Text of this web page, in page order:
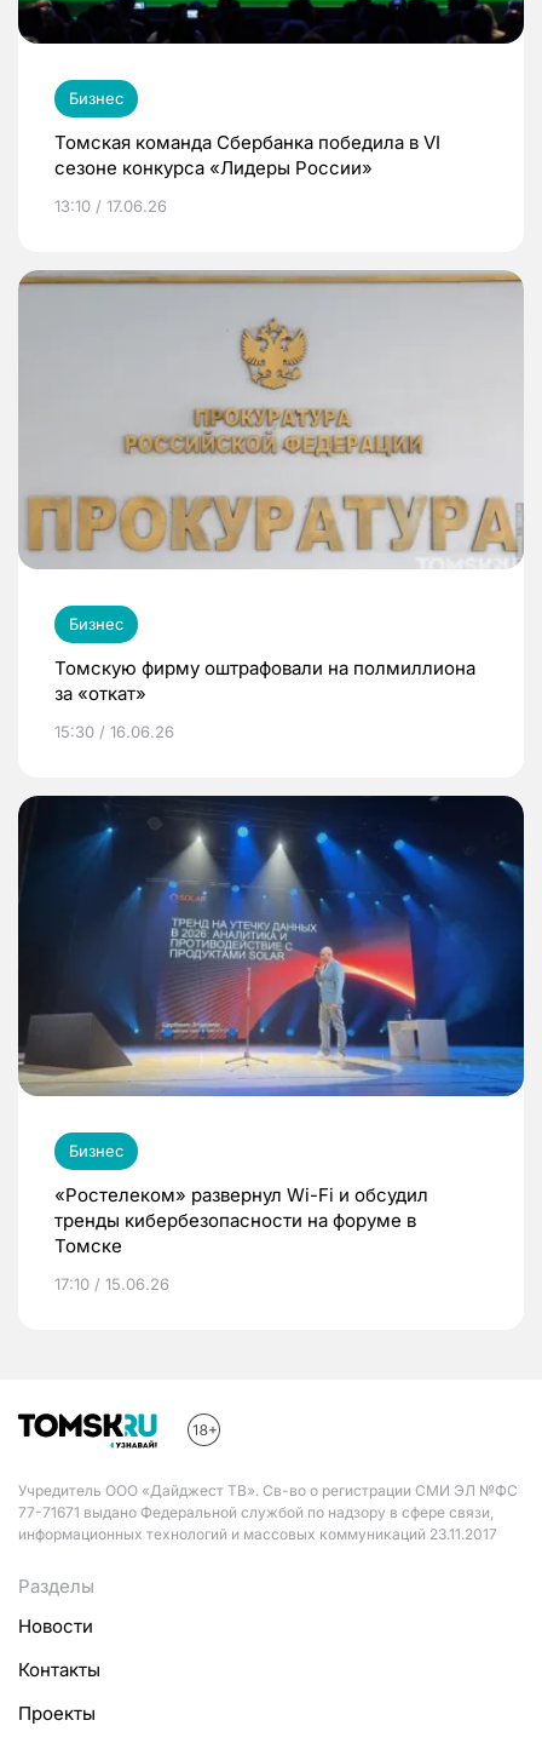
Бизнес
Томская команда Сбербанка победила в VI
сезоне конкурса «Лидеры России»
13:10 / 17.06.26
Бизнес
Томскую фирму оштрафовали на полмиллиона
за «откат»
15:30 / 16.06.26
Бизнес
«Ростелеком» развернул Wi-Fi и обсудил
тренды кибербезопасности на форуме в
Томске
17:10 / 15.06.26
Учредитель ООО «Дайджест ТВ». Св-во о регистрации СМИ ЭЛ №ФС
77-71671 выдано Федеральной службой по надзору в сфере связи,
информационных технологий и массовых коммуникаций 23.11.2017
Разделы
Новости
Контакты
Проекты